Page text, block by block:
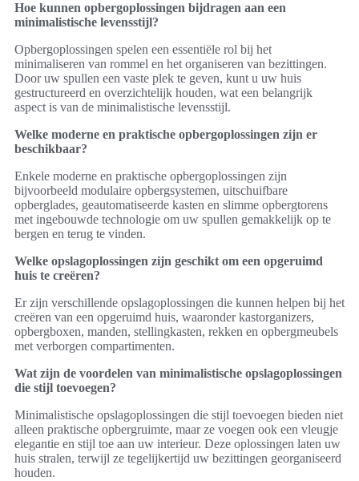
Hoe kunnen opbergoplossingen bijdragen aan een
minimalistische levensstijl?
Opbergoplossingen spelen een essentiële rol bij het
minimaliseren van rommel en het organiseren van bezittingen.
Door uw spullen een vaste plek te geven, kunt u uw huis
gestructureerd en overzichtelijk houden, wat een belangrijk
aspect is van de minimalistische levensstijl.
Welke moderne en praktische opbergoplossingen zijn er
beschikbaar?
Enkele moderne en praktische opbergoplossingen zijn
bijvoorbeeld modulaire opbergsystemen, uitschuifbare
opberglades, geautomatiseerde kasten en slimme opbergtorens
met ingebouwde technologie om uw spullen gemakkelijk op te
bergen en terug te vinden.
Welke opslagoplossingen zijn geschikt om een opgeruimd
huis te creëren?
Er zijn verschillende opslagoplossingen die kunnen helpen bij het
creëren van een opgeruimd huis, waaronder kastorganizers,
opbergboxen, manden, stellingkasten, rekken en opbergmeubels
met verborgen compartimenten.
Wat zijn de voordelen van minimalistische opslagoplossingen
die stijl toevoegen?
Minimalistische opslagoplossingen die stijl toevoegen bieden niet
alleen praktische opbergruimte, maar ze voegen ook een vleugje
elegantie en stijl toe aan uw interieur. Deze oplossingen laten uw
huis stralen, terwijl ze tegelijkertijd uw bezittingen georganiseerd
houden.